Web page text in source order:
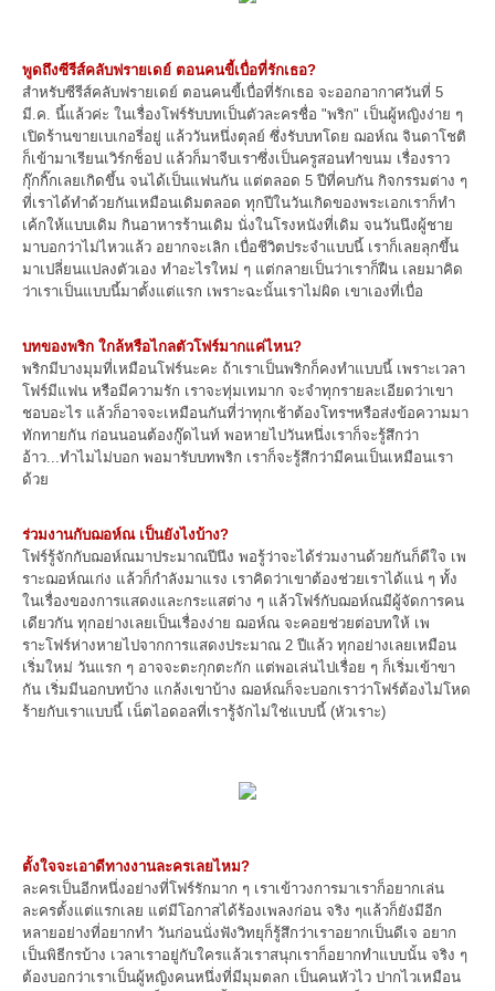
พูดถึงซีรีส์คลับฟรายเดย์ ตอนคนขี้เบื่อที่รักเธอ?
สำหรับซีรีส์คลับฟรายเดย์ ตอนคนขี้เบื่อที่รักเธอ จะออกอากาศวันที่ 5
มี.ค. นี้แล้วค่ะ ในเรื่องโฟร์รับบทเป็นตัวละครชื่อ "พริก" เป็นผู้หญิงง่าย ๆ
เปิดร้านขายเบเกอรี่อยู่ แล้ววันหนึ่งตุลย์ ซึ่งรับบทโดย ฌอห์ณ จินดาโชติ
ก็เข้ามาเรียนเวิร์กช็อป แล้วก็มาจีบเราซึ่งเป็นครูสอนทำขนม เรื่องราว
กุ๊กกิ๊กเลยเกิดขึ้น จนได้เป็นแฟนกัน แต่ตลอด 5 ปีที่คบกัน กิจกรรมต่าง ๆ
ที่เราได้ทำด้วยกันเหมือนเดิมตลอด ทุกปีในวันเกิดของพระเอกเราก็ทำ
เค้กให้แบบเดิม กินอาหารร้านเดิม นั่งในโรงหนังที่เดิม จนวันนึงผู้ชาย
มาบอกว่าไม่ไหวแล้ว อยากจะเลิก เบื่อชีวิตประจำแบบนี้ เราก็เลยลุกขึ้น
มาเปลี่ยนแปลงตัวเอง ทำอะไรใหม่ ๆ แต่กลายเป็นว่าเราก็ฝืน เลยมาคิด
ว่าเราเป็นแบบนี้มาตั้งแต่แรก เพราะฉะนั้นเราไม่ผิด เขาเองที่เบื่อ
บทของพริก ใกล้หรือไกลตัวโฟร์มากแค่ไหน?
พริกมีบางมุมที่เหมือนโฟร์นะคะ ถ้าเราเป็นพริกก็คงทำแบบนี้ เพราะเวลา
โฟร์มีแฟน หรือมีความรัก เราจะทุ่มเทมาก จะจำทุกรายละเอียดว่าเขา
ชอบอะไร แล้วก็อาจจะเหมือนกันที่ว่าทุกเช้าต้องโทรฯหรือส่งข้อความมา
ทักทายกัน ก่อนนอนต้องกู๊ดไนท์ พอหายไปวันหนึ่งเราก็จะรู้สึกว่า
อ้าว...ทำไมไม่บอก พอมารับบทพริก เราก็จะรู้สึกว่ามีคนเป็นเหมือนเรา
ด้วย
ร่วมงานกับฌอห์ณ เป็นยังไงบ้าง?
โฟร์รู้จักกับฌอห์ณมาประมาณปีนึง พอรู้ว่าจะได้ร่วมงานด้วยกันก็ดีใจ เพ
ราะฌอห์ณเก่ง แล้วก็กำลังมาแรง เราคิดว่าเขาต้องช่วยเราได้แน่ ๆ ทั้ง
ในเรื่องของการแสดงและกระแสต่าง ๆ แล้วโฟร์กับฌอห์ณมีผู้จัดการคน
เดียวกัน ทุกอย่างเลยเป็นเรื่องง่าย ฌอห์ณ จะคอยช่วยต่อบทให้ เพ
ราะโฟร์ห่างหายไปจากการแสดงประมาณ 2 ปีแล้ว ทุกอย่างเลยเหมือน
เริ่มใหม่ วันแรก ๆ อาจจะตะกุกตะกัก แต่พอเล่นไปเรื่อย ๆ ก็เริ่มเข้าขา
กัน เริ่มมีนอกบทบ้าง แกล้งเขาบ้าง ฌอห์ณก็จะบอกเราว่าโฟร์ต้องไม่โหด
ร้ายกับเราแบบนี้ เน็ตไอดอลที่เรารู้จักไม่ใช่แบบนี้ (หัวเราะ)
ตั้งใจจะเอาดีทางงานละครเลยไหม?
ละครเป็นอีกหนึ่งอย่างที่โฟร์รักมาก ๆ เราเข้าวงการมาเราก็อยากเล่น
ละครตั้งแต่แรกเลย แต่มีโอกาสได้ร้องเพลงก่อน จริง ๆแล้วก็ยังมีอีก
หลายอย่างที่อยากทำ วันก่อนนั่งฟังวิทยุก็รู้สึกว่าเราอยากเป็นดีเจ อยาก
เป็นพิธีกรบ้าง เวลาเราอยู่กับใครแล้วเราสนุกเราก็อยากทำแบบนั้น จริง ๆ
ต้องบอกว่าเราเป็นผู้หญิงคนหนึ่งที่มีมุมตลก เป็นคนหัวไว ปากไวเหมือน